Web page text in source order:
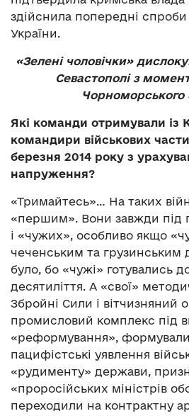
здійснила попередні
України.
«Зелені чоловічки»
Севастополі з
Які команди отримували із
командири військових
березня 2014 року з
напруження?
«Тримайтесь»… На таких
«першим». Вони завжди під
і «чужих», особливо якщо
чеченським та грузинським
було, бо «чужі» готувались
десятиліття. А «свої»
Збройні Сили і вітчизняний
промисловий комплекс під
«реформування», формували
пацифістські уявлення
«рудименту» держави,
«проросійських міністрів
переходили на контрактну